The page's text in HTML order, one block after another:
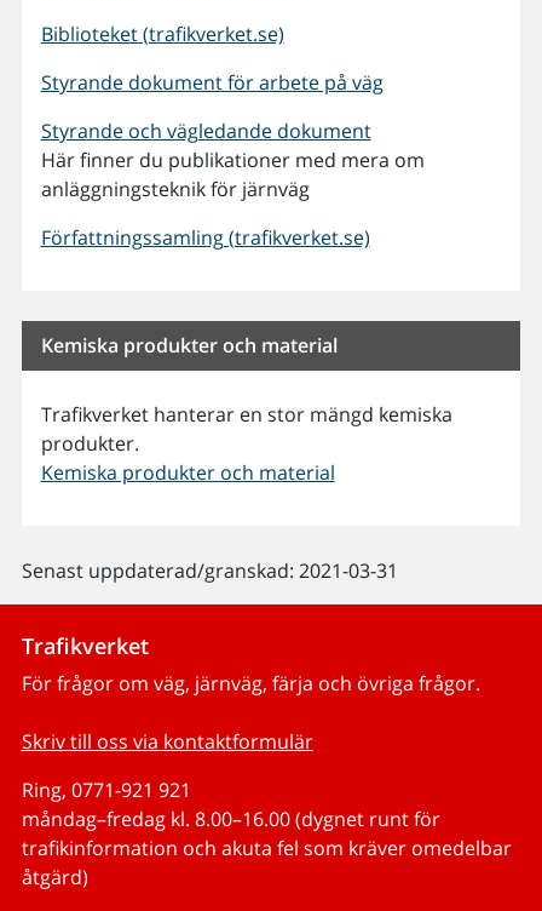
Biblioteket (trafikverket.se)
Styrande dokument för arbete på väg
Styrande och vägledande dokument
Här finner du publikationer med mera om
anläggningsteknik för järnväg
Författningssamling (trafikverket.se)
Kemiska produkter och material
Trafikverket hanterar en stor mängd kemiska
produkter.
Kemiska produkter och material
Senast uppdaterad/granskad: 2021-03-31
Trafikverket
För frågor om väg, järnväg, färja och övriga frågor.
Skriv till oss via kontaktformulär
Ring, 0771-921 921
måndag–fredag kl. 8.00–16.00 (dygnet runt för
trafikinformation och akuta fel som kräver omedelbar
åtgärd)